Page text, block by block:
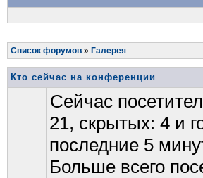
Список форумов » Галерея
Кто сейчас на конференции
Сейчас
21, скрытых: 4 и
последние 5
Больше всего